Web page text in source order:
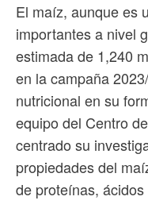
El maíz, aunque es
importantes a nivel
estimada de 1,240
en la campaña
nutricional en su
equipo del Centro
centrado su
propiedades del
de proteínas,